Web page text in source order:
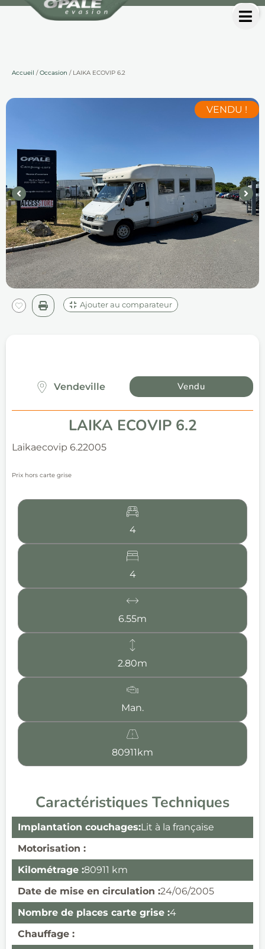
Accueil /Occasion / LAIKA ECOVIP 6.2
VENDU !
Ajouter au comparateur
Vendeville Vendu
LAIKA ECOVIP 6.2
Laikaecovip 6.22005
Prix hors carte grise
4
4
6.55m
2.80m
Man.
80911km
Caractéristiques Techniques
Implantation couchages:Lit à la française
Motorisation :
Kilométrage :80911 km
Date de mise en circulation :24/06/2005
Nombre de places carte grise :4
Chauffage :